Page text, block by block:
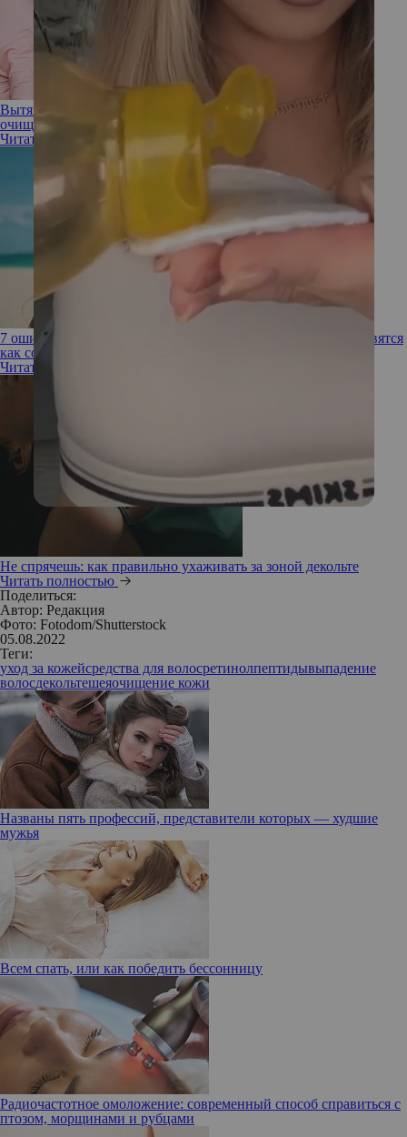
Вытянуть все ненужное: насколько безопасно вакуумное
очищение пор
Читать полностью
7 ошибок в уходе за волосами на отдыхе: почему они становятся
как солома
Читать полностью
Не спрячешь: как правильно ухаживать за зоной декольте
Читать полностью
Поделиться:
Автор: Редакция
Фото: Fotodom/Shutterstock
05.08.2022
Теги:
уход за кожейсредства для волосретинолпептидывыпадение
волосдекольтешеяочищение кожи
Названы пять профессий, представители которых — худшие
мужья
Всем спать, или как победить бессонницу
Радиочастотное омоложение: современный способ справиться с
птозом, морщинами и рубцами